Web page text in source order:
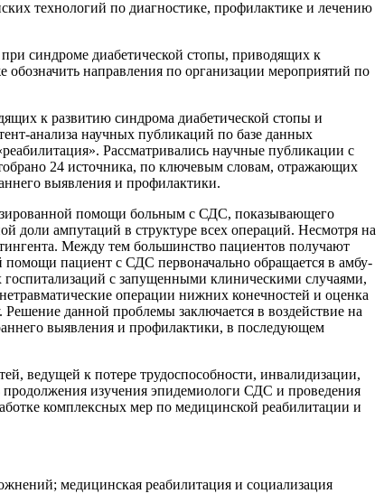
технологий по диагностике, профилактике и лечению
синдроме диабетической стопы, приводящих к
направления по организации мероприятий по
к развитию синдрома диабетической стопы и
анализа научных публикаций по базе данных
Рассматривались научные публикации с
24 источника, по ключевым словам, отражающих
выявления и профилактики.
помощи больным с СДС, показывающего
доли ампутаций в структуре всех операций. Несмотря на
Между тем большинство пациентов получают
помощи пациент с СДС первоначально обращается в амбу­
госпитализаций с запущенными клиниче­скими случаями,
операции нижних конечностей и оценка
данной проблемы заключается в воздействие на
выявления и профилактики, в последующем
ведущей к потере трудоспособности, инвалидизации,
изучения эпидемиологи СДС и проведения
комплексных мер по медицинской реабилитации и
медицинская реабилитация и социализация